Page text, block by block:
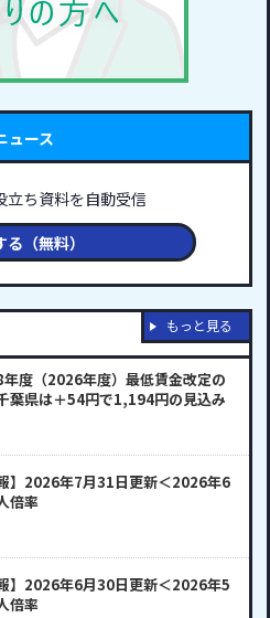
ュース
立ち資料を自動受信
（無料）
年度（2026年度）最低賃金改定の
葉県は＋54円で1,194円の見込み
】2026年7月31日更新＜2026年6
倍率
】2026年6月30日更新＜2026年5
倍率
もっと見る